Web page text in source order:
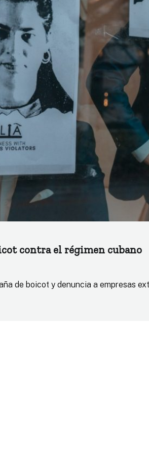
contra el régimen cubano
de boicot y denuncia a empresas